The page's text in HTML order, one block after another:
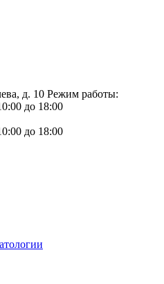
д. 10 Режим работы:
до 18:00
до 18:00